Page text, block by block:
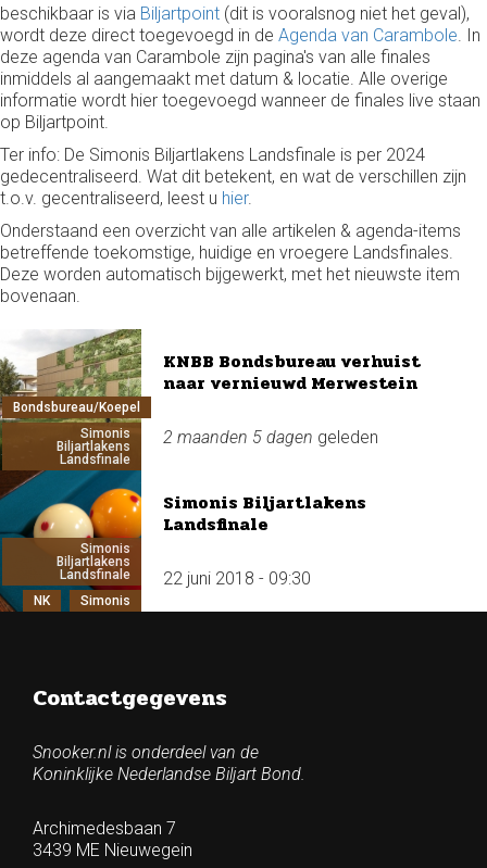
beschikbaar is via Biljartpoint (dit is vooralsnog niet het geval),
wordt deze direct toegevoegd in de Agenda van Carambole. In
deze agenda van Carambole zijn pagina's van alle finales
inmiddels al aangemaakt met datum & locatie. Alle overige
informatie wordt hier toegevoegd wanneer de finales live staan
op Biljartpoint.
Ter info: De Simonis Biljartlakens Landsfinale is per 2024
gedecentraliseerd. Wat dit betekent, en wat de verschillen zijn
t.o.v. gecentraliseerd, leest u hier.
Onderstaand een overzicht van alle artikelen & agenda-items
betreffende toekomstige, huidige en vroegere Landsfinales.
Deze worden automatisch bijgewerkt, met het nieuwste item
bovenaan.
Bondsbureau/Koepel
Simonis
Biljartlakens
Landsfinale
KNBB Bondsbureau verhuist
naar vernieuwd Merwestein
2 maanden 5 dagen geleden
Simonis
Biljartlakens
Landsfinale
NK
Simonis
Simonis Biljartlakens
Landsfinale
22 juni 2018 - 09:30
Contactgegevens
Snooker.nl is onderdeel van de
Koninklijke Nederlandse Biljart Bond.
Archimedesbaan 7
3439 ME Nieuwegein